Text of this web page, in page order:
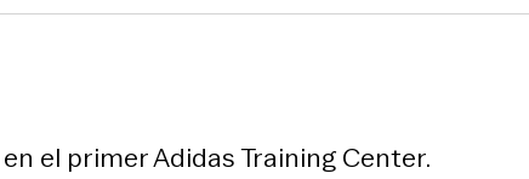
el primer Adidas Training Center.